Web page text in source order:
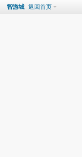
智游城 返回首页